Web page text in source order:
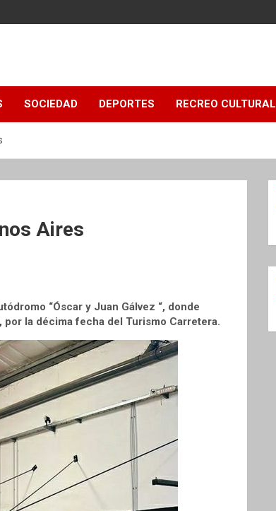
SOCIEDAD DEPORTES RECREO CULTURAL
Aires
“Óscar y Juan Gálvez “, donde
la décima fecha del Turismo Carretera.